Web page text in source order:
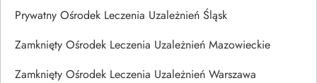
Prywatny Ośrodek Leczenia Uzależnień Śląsk
Zamknięty Ośrodek Leczenia Uzależnień Mazowieckie
Zamknięty Ośrodek Leczenia Uzależnień Warszawa